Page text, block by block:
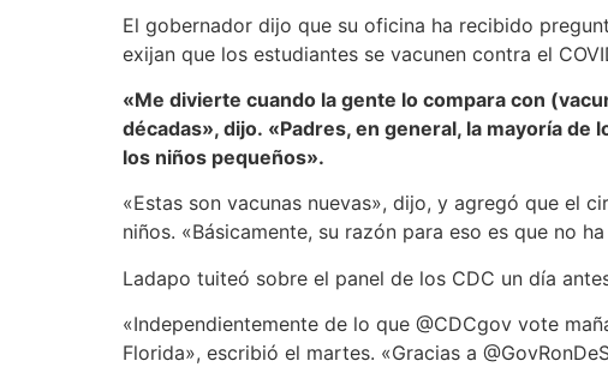
El gobernador dijo que su oficina ha recibido
exijan que los estudiantes se vacunen contra el
«Me divierte cuando la gente lo compara con
décadas», dijo. «Padres, en general, la mayoría
los niños pequeños».
«Estas son vacunas nuevas», dijo, y agregó que el
niños. «Básicamente, su razón para eso es que no
Ladapo tuiteó sobre el panel de los CDC un día
«Independientemente de lo que @CDCgov vote
Florida», escribió el martes. «Gracias a